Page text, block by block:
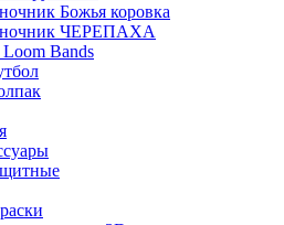
Божья коровка
ЧЕРЕПАХА
Bands